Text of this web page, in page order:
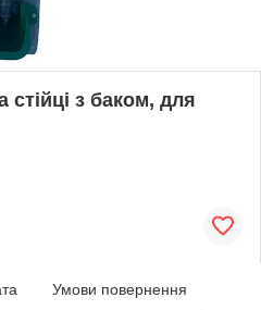
стійці з баком, для
Умови повернення